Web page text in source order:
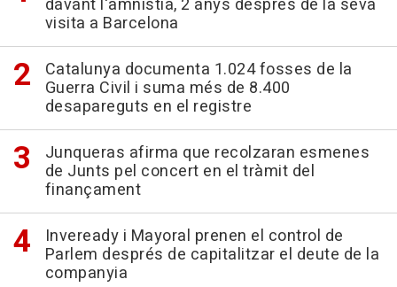
davant l'amnistia, 2 anys després de la seva
visita a Barcelona
Catalunya documenta 1.024 fosses de la
Guerra Civil i suma més de 8.400
desapareguts en el registre
Junqueras afirma que recolzaran esmenes
de Junts pel concert en el tràmit del
finançament
Inveready i Mayoral prenen el control de
Parlem després de capitalitzar el deute de la
companyia